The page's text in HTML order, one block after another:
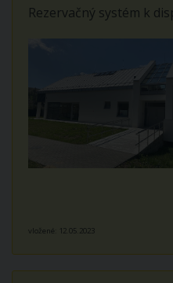
Rezervačný systém k
vložené: 12.05.2023